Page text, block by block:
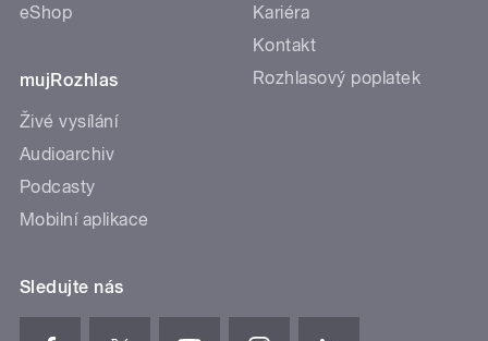
eShop
mujRozhlas
Živé vysílání
Audioarchiv
Podcasty
Mobilní aplikace
Kariéra
Kontakt
Rozhlasový poplatek
Sledujte nás